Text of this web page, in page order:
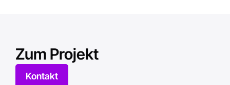
Zum Projekt
Kontakt